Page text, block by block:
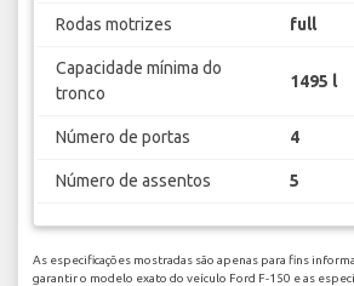
Rodas motrizes full
Capacidade mínima do
tronco
1495 l
Número de portas 4
Número de assentos 5
As especificações mostradas são apenas para fins
garantir o modelo exato do veículo Ford F-150 e as